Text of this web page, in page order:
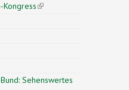
Kongress(link is external)
external)
Sehenswertes